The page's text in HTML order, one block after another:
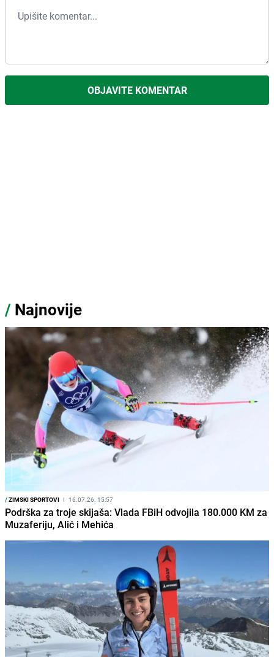
OBJAVITE KOMENTAR
/ Najnovije
/ZIMSKI SPORTOVI I 16.07.26. 15:57
Podrška za troje skijaša: Vlada FBiH odvojila 180.000 KM za
Muzaferiju, Alić i Mehića